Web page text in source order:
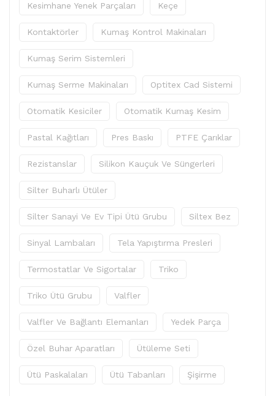
Kesimhane Yenek Parçaları Keçe
Kontaktörler Kumaş Kontrol Makinaları
Kumaş Serim Sistemleri
Kumaş Serme Makinaları Optitex Cad Sistemi
Otomatik Kesiciler Otomatik Kumaş Kesim
Pastal Kağıtları Pres Baskı PTFE Çarıklar
Rezistanslar Silikon Kauçuk Ve Süngerleri
Silter Buharlı Ütüler
Silter Sanayi Ve Ev Tipi Ütü Grubu Siltex Bez
Sinyal Lambaları Tela Yapıştırma Presleri
Termostatlar Ve Sigortalar Triko
Triko Ütü Grubu Valfler
Valfler Ve Bağlantı Elemanları Yedek Parça
Özel Buhar Aparatları Ütüleme Seti
Ütü Paskalaları Ütü Tabanları Şişirme